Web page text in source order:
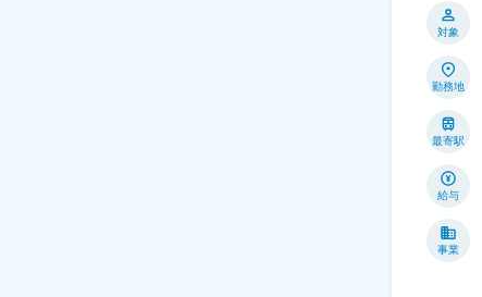
対象
勤務地
最寄駅
給与
事業